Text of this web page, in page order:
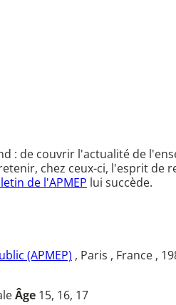
: de couvrir l'actualité de
chez ceux-ci, l'esprit de
de l'APMEP lui succède.
(APMEP) , Paris , France ,
Âge 15, 16, 17